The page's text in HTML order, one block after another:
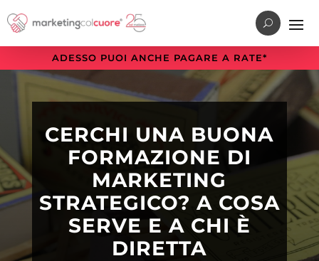
al
menu
di
navigazione
principale
al
contenuto
principale
alla
sezione
a
ADESSO PUOI ANCHE PAGARE A RATE*
CERCHI UNA BUONA
FORMAZIONE DI
MARKETING
STRATEGICO? A COSA
SERVE E A CHI È
DIRETTA